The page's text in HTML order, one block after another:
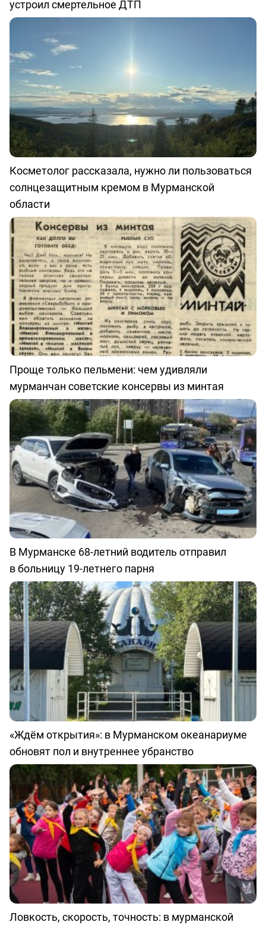
устроил смертельное ДТП
Косметолог рассказала, нужно ли пользоваться
солнцезащитным кремом в Мурманской
области
Проще только пельмени: чем удивляли
мурманчан советские консервы из минтая
В Мурманске 68-летний водитель отправил
в больницу 19-летнего парня
«Ждём открытия»: в Мурманском океанариуме
обновят пол и внутреннее убранство
Ловкость, скорость, точность: в мурманской